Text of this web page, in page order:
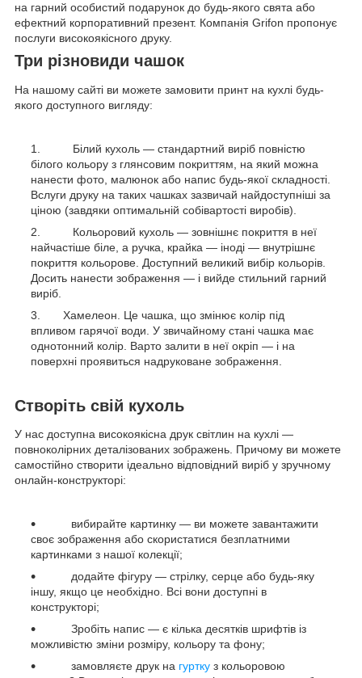
на гарний особистий подарунок до будь-якого свята або
ефектний корпоративний презент. Компанія Grifon пропонує
послуги високоякісного друку.
Три різновиди чашок
На нашому сайті ви можете замовити принт на кухлі будь-
якого доступного вигляду:
Білий кухоль — стандартний виріб повністю
білого кольору з глянсовим покриттям, на який можна
нанести фото, малюнок або напис будь-якої складності.
Вслуги друку на таких чашках зазвичай найдоступніші за
ціною (завдяки оптимальній собівартості виробів).
Кольоровий кухоль — зовнішнє покриття в неї
найчастіше біле, а ручка, крайка — іноді — внутрішнє
покриття кольорове. Доступний великий вибір кольорів.
Досить нанести зображення — і вийде стильний гарний
виріб.
Хамелеон. Це чашка, що змінює колір під
впливом гарячої води. У звичайному стані чашка має
однотонний колір. Варто залити в неї окріп — і на
поверхні проявиться надруковане зображення.
Створіть свій кухоль
У нас доступна високоякісна друк світлин на кухлі —
повноколірних деталізованих зображень. Причому ви можете
самостійно створити ідеально відповідний виріб у зручному
онлайн-конструкторі:
вибирайте картинку — ви можете завантажити
своє зображення або скористатися безплатними
картинками з нашої колекції;
додайте фігуру — стрілку, серце або будь-яку
іншу, якщо це необхідно. Всі вони доступні в
конструкторі;
Зробіть напис — є кілька десятків шрифтів із
можливістю зміни розміру, кольору та фону;
замовляєте друк на гуртку з кольоровою